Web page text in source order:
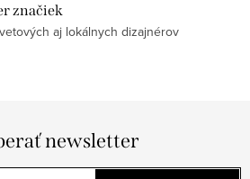
značiek
aj lokálnych dizajnérov
newsletter